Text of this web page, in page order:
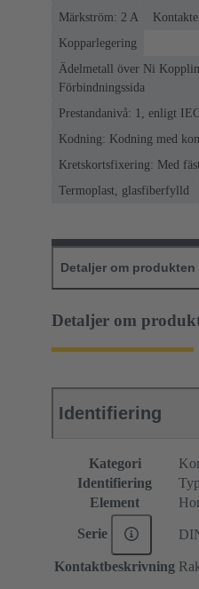
Märkström: ‌2 A
Kopparlegering
Ädelmetall över Ni
Förbindningssida
Prestandanivå: 1, enligt
Kodning: Kodning med
Kretskortsfixering: Med
Termoplast, glasfiberfylld
Detaljer om produkten
Detaljer om
Identifiering
Kategori
Identifiering
Element
Serie
Kontaktbeskrivning